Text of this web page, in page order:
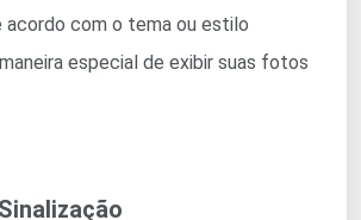
acordo com o tema ou estilo
especial de exibir suas fotos